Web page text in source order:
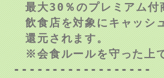
最大30％のプレミアム付
飲食店を対象にキャッシ
還元されます。
※会食ルールを守った上
------------------